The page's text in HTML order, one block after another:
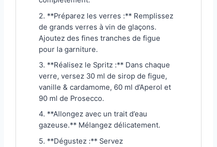
2. **Préparez les verres :** Remplissez
de grands verres à vin de glaçons.
Ajoutez des fines tranches de figue
pour la garniture.
3. **Réalisez le Spritz :** Dans chaque
verre, versez 30 ml de sirop de figue,
vanille & cardamome, 60 ml d’Aperol et
90 ml de Prosecco.
4. **Allongez avec un trait d’eau
gazeuse.** Mélangez délicatement.
5. **Dégustez :** Servez